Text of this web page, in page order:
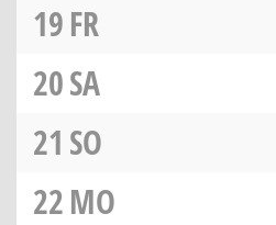
19FR
20SA
21 SO
22MO